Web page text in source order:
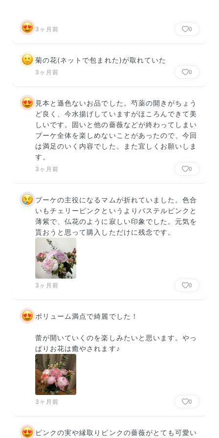
3ヶ月前 0
菊の花(ネットで包まれた)が取れていた
3ヶ月前 0
見本と遜色ないお品でした。芍薬の開きがちょう
ど良く、今水揚げしていますがほころんできて美
しいです。固いと他の薔薇などが終わってしまい
ブーケ全体を楽しめないことがあったので、今回
は満足のいく内容でした。また宜しくお願いしま
す。
3ヶ月前 0
ブーケの主役になるマムが折れていました。色合
いもチェリーピンクというよりパステルピンクと
薄紫で、仏花のように寂しい印象でした。元気を
貰おうと思って購入しただけに残念です。
3ヶ月前 0
ボリューム満点で綺麗でした！
蕾が開いていくのを楽しみたいと思います。やっ
ぱりお花は癒やされます♪
3ヶ月前 0
ピンクの実や縁取りピンクの薔薇がとても可愛い